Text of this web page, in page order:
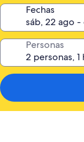
Fechas
Personas